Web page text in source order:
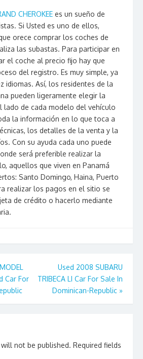
CHEROKEE es un sueño de
Si Usted es uno de ellos,
orece comprar los coches de
las subastas. Para participar en
el coche al precio fijo hay que
del registro. Es muy simple, ya
idiomas. Así, los residentes de la
pueden ligeramente elegir la
lado de cada modelo del vehículo
la información en lo que toca a
los detalles de la venta y la
Con su ayuda cada uno puede
será preferible realizar la
aquellos que viven en Panamá
Santo Domingo, Haina, Puerto
realizar los pagos en el sitio se
de crédito o hacerlo mediante
Car For
Used 2008 SUBARU
TRIBECA LI Car For Sale In
Dominican-Republic »
not be published. Required fields